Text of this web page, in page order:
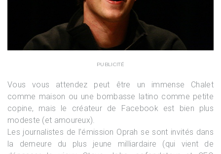
PUBLICITÉ
Vous vous attendez peut être un immense Chalet
comme maison ou une bombasse latino comme petite
copine, mais le créateur de Facebook est bien plus
modeste (et amoureux).
Les journalistes de l’émission Oprah se sont invités dans
la demeure du plus jeune milliardaire (qui vient de